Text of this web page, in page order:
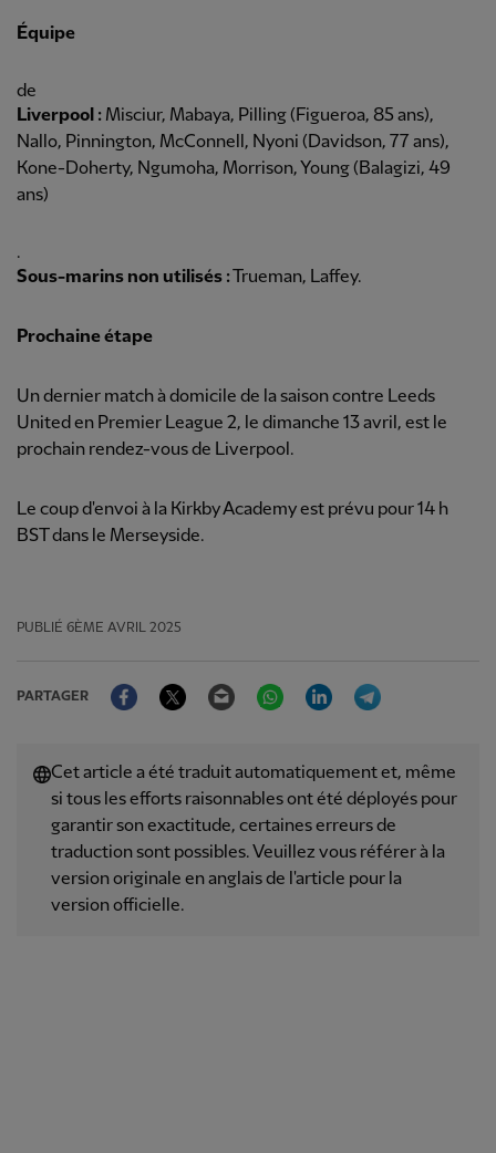
Équipe
de
Liverpool : Misciur, Mabaya, Pilling (Figueroa, 85 ans),
Nallo, Pinnington, McConnell, Nyoni (Davidson, 77 ans),
Kone-Doherty, Ngumoha, Morrison, Young (Balagizi, 49
ans)
.
Sous-marins non utilisés :Trueman, Laffey.
Prochaine étape
Un dernier match à domicile de la saison contre Leeds
United en Premier League 2, le dimanche 13 avril, est le
prochain rendez-vous de Liverpool.
Le coup d'envoi à la Kirkby Academy est prévu pour 14 h
BST dans le Merseyside.
PUBLIÉ 6ÈME AVRIL 2025
PARTAGER
FacebookTwitter Email WhatsAppLinkedIn
Cet article a été traduit automatiquement et, même
si tous les efforts raisonnables ont été déployés pour
garantir son exactitude, certaines erreurs de
traduction sont possibles. Veuillez vous référer à la
version originale en anglais de l'article pour la
version officielle.